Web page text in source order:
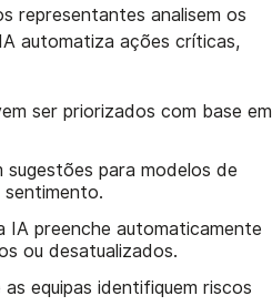
representantes analisem os
automatiza ações críticas,
ser priorizados com base em
para modelos de
sentimento.
IA preenche automaticamente
ou desatualizados.
equipas identifiquem riscos